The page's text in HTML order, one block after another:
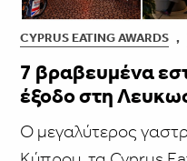
CYPRUS EATING AWARDS ,
7 βραβευμένα
έξοδο στη
Ο μεγαλύτερος